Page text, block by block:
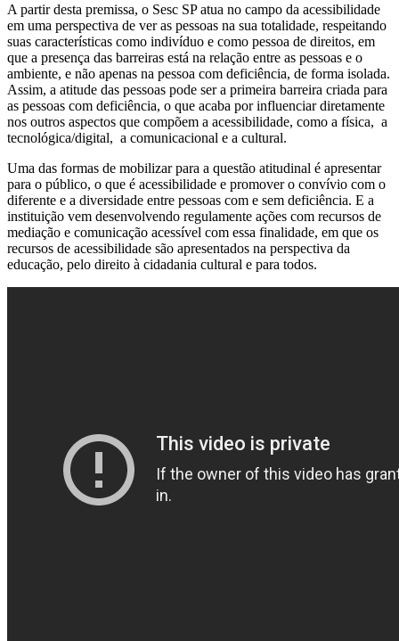
A partir desta premissa, o Sesc SP atua no campo da acessibilidade
em uma perspectiva de ver as pessoas na sua totalidade, respeitando
suas características como indivíduo e como pessoa de direitos, em
que a presença das barreiras está na relação entre as pessoas e o
ambiente, e não apenas na pessoa com deficiência, de forma isolada.
Assim, a atitude das pessoas pode ser a primeira barreira criada para
as pessoas com deficiência, o que acaba por influenciar diretamente
nos outros aspectos que compõem a acessibilidade, como a física, a
tecnológica/digital, a comunicacional e a cultural.
Uma das formas de mobilizar para a questão atitudinal é apresentar
para o público, o que é acessibilidade e promover o convívio com o
diferente e a diversidade entre pessoas com e sem deficiência. E a
instituição vem desenvolvendo regulamente ações com recursos de
mediação e comunicação acessível com essa finalidade, em que os
recursos de acessibilidade são apresentados na perspectiva da
educação, pelo direito à cidadania cultural e para todos.